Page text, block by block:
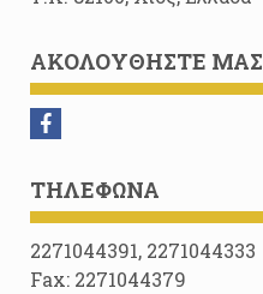
ΑΚΟΛΟΥΘΉΣΤΕ ΜΑΣ
ΤΗΛΈΦΩΝΑ
2271044391, 2271044333
Fax: 2271044379